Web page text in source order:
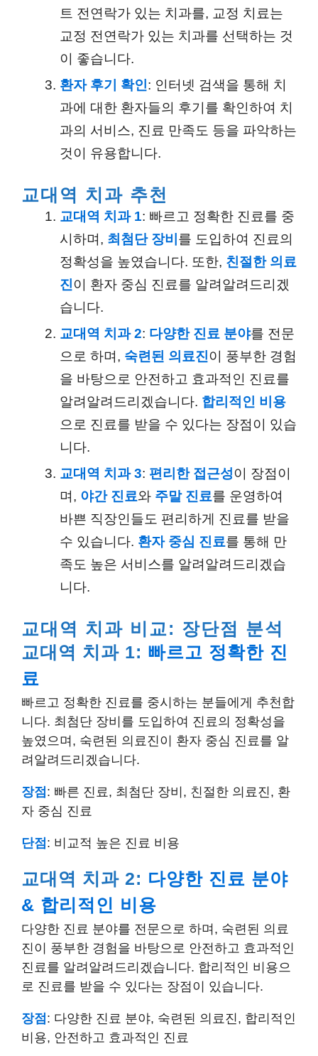
트 전연락가 있는 치과를, 교정 치료는
교정 전연락가 있는 치과를 선택하는 것
이 좋습니다.
환자 후기 확인: 인터넷 검색을 통해 치
과에 대한 환자들의 후기를 확인하여 치
과의 서비스, 진료 만족도 등을 파악하는
것이 유용합니다.
교대역 치과 추천
교대역 치과 1: 빠르고 정확한 진료를 중
시하며, 최첨단 장비 를 도입하여 진료의
정확성을 높였습니다. 또한, 친절한 의료
진이 환자 중심 진료를 알려알려드리겠
습니다.
교대역 치과 2: 다양한 진료 분야를 전문
으로 하며, 숙련된 의료진이 풍부한 경험
을 바탕으로 안전하고 효과적인 진료를
알려알려드리겠습니다. 합리적인 비용
으로 진료를 받을 수 있다는 장점이 있습
니다.
교대역 치과 3: 편리한 접근성이 장점이
며, 야간 진료와 주말 진료를 운영하여
바쁜 직장인들도 편리하게 진료를 받을
수 있습니다. 환자 중심 진료를 통해 만
족도 높은 서비스를 알려알려드리겠습
니다.
교대역 치과 비교: 장단점 분석
교대역 치과 1: 빠르고 정확한 진
료
빠르고 정확한 진료를 중시하는 분들에게 추천합
니다. 최첨단 장비를 도입하여 진료의 정확성을
높였으며, 숙련된 의료진이 환자 중심 진료를 알
려알려드리겠습니다.
장점 : 빠른 진료, 최첨단 장비, 친절한 의료진, 환
자 중심 진료
단점 : 비교적 높은 진료 비용
교대역 치과 2: 다양한 진료 분야
& 합리적인 비용
다양한 진료 분야를 전문으로 하며, 숙련된 의료
진이 풍부한 경험을 바탕으로 안전하고 효과적인
진료를 알려알려드리겠습니다. 합리적인 비용으
로 진료를 받을 수 있다는 장점이 있습니다.
장점 : 다양한 진료 분야, 숙련된 의료진, 합리적인
비용, 안전하고 효과적인 진료